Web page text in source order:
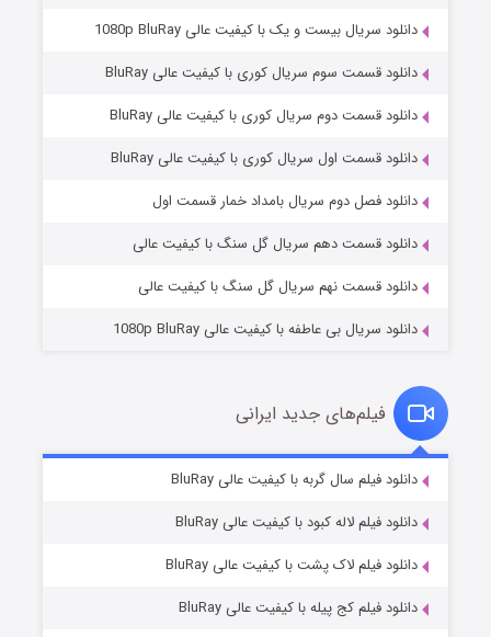
مردگان متحرک: شهر مرده ۳
قسمت۲ (زیرنویس) منتشر شد
قسمت۷ (زیرنویس) منتشر شد
دانلود سریال بیست و یک با کیفیت عالی 1080p BluRay
دانلود قسمت سوم سریال کوری با کیفیت عالی BluRay
دانلود قسمت دوم سریال کوری با کیفیت عالی BluRay
دانلود قسمت اول سریال کوری با کیفیت عالی BluRay
دانلود فصل دوم سریال بامداد خمار قسمت اول
دانلود قسمت دهم سریال گل سنگ با کیفیت عالی
دانلود قسمت نهم سریال گل سنگ با کیفیت عالی
دانلود سریال بی عاطفه با کیفیت عالی 1080p BluRay
فیلم‌های جدید ایرانی
دانلود فیلم سال گربه با کیفیت عالی BluRay
دانلود فیلم لاله کبود با کیفیت عالی BluRay
دانلود فیلم لاک پشت با کیفیت عالی BluRay
دانلود فیلم کج‌ پیله با کیفیت عالی BluRay